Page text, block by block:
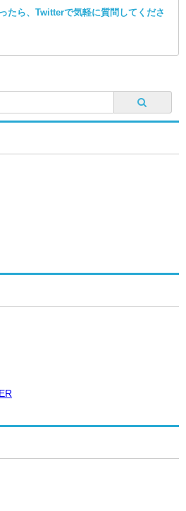
たら、Twitterで気軽に質問してくださ